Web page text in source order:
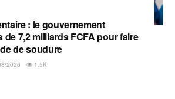
: le gouvernement
7,2 milliards FCFA pour faire
de soudure
2026 1.5K